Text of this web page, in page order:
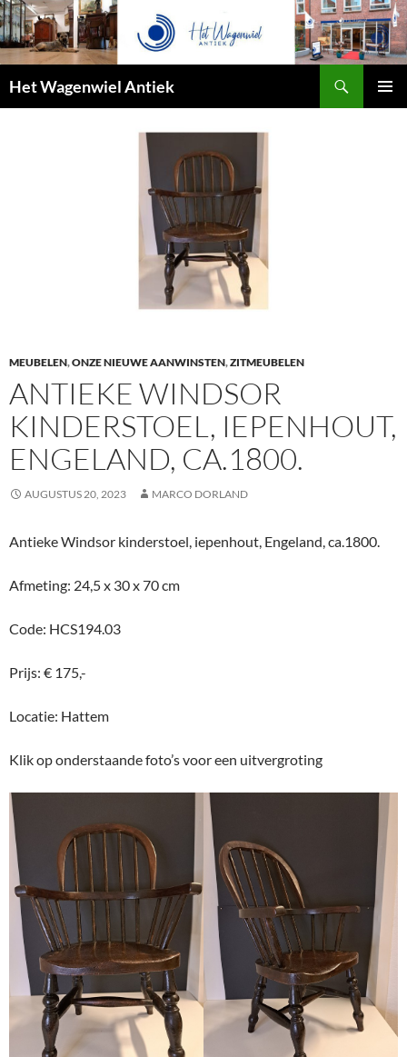
Het Wagenwiel Antiek
MEUBELEN,ONZE NIEUWE AANWINSTEN,ZITMEUBELEN
ANTIEKE WINDSOR
KINDERSTOEL, IEPENHOUT,
ENGELAND, CA.1800.
AUGUSTUS 20, 2023 MARCO DORLAND
Antieke Windsor kinderstoel, iepenhout, Engeland, ca.1800.
Afmeting: 24,5 x 30 x 70 cm
Code: HCS194.03
Prijs: € 175,-
Locatie: Hattem
Klik op onderstaande foto’s voor een uitvergroting